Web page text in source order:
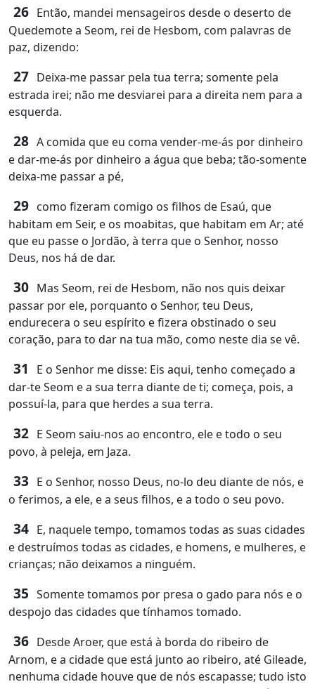
26 Então, mandei mensageiros desde o deserto de
Quedemote a Seom, rei de Hesbom, com palavras de
paz, dizendo:
27 Deixa-me passar pela tua terra; somente pela
estrada irei; não me desviarei para a direita nem para a
esquerda.
28 A comida que eu coma vender-me-ás por dinheiro
e dar-me-ás por dinheiro a água que beba; tão-somente
deixa-me passar a pé,
29 como fizeram comigo os filhos de Esaú, que
habitam em Seir, e os moabitas, que habitam em Ar; até
que eu passe o Jordão, à terra que o Senhor, nosso
Deus, nos há de dar.
30 Mas Seom, rei de Hesbom, não nos quis deixar
passar por ele, porquanto o Senhor, teu Deus,
endurecera o seu espírito e fizera obstinado o seu
coração, para to dar na tua mão, como neste dia se vê.
31
E o Senhor me disse: Eis aqui, tenho começado a
dar-te Seom e a sua terra diante de ti; começa, pois, a
possuí-la, para que herdes a sua terra.
32 E Seom saiu-nos ao encontro, ele e todo o seu
povo, à peleja, em Jaza.
33 E o Senhor, nosso Deus, no-lo deu diante de nós, e
o ferimos, a ele, e a seus filhos, e a todo o seu povo.
34 E, naquele tempo, tomamos todas as suas cidades
e destruímos todas as cidades, e homens, e mulheres, e
crianças; não deixamos a ninguém.
35 Somente tomamos por presa o gado para nós e o
despojo das cidades que tínhamos tomado.
36 Desde Aroer, que está à borda do ribeiro de
Arnom, e a cidade que está junto ao ribeiro, até Gileade,
nenhuma cidade houve que de nós escapasse; tudo isto